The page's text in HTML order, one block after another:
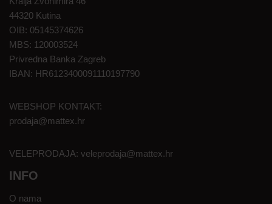
44320 Kutina
OIB: 05145374626
MBS: 120003524
Privredna Banka Zagreb
IBAN: HR6123400091110197790
WEBSHOP KONTAKT:
prodaja@mattex.hr
VELEPRODAJA: veleprodaja@mattex.hr
INFO
O nama